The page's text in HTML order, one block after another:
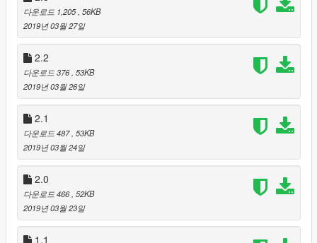
Development Info:
Version 2.0:
I've really fixed a lot of bugs, but I'm working on a lot of
additions!
What am I working on?:
I would like to add a function to resurrect dead peds,
unfortunately I do not do very well with vectors and ped
management in the world, I will try to study a bit how to do it!
the following functions have already been implemented
and will be released soon:
다운로드 1,205 , 56KB
2019년 03월 27일
2.2
다운로드 376 , 53KB
2019년 03월 26일
2.1
다운로드 487 , 53KB
2019년 03월 24일
2.0
다운로드 466 , 52KB
2019년 03월 23일
1.1